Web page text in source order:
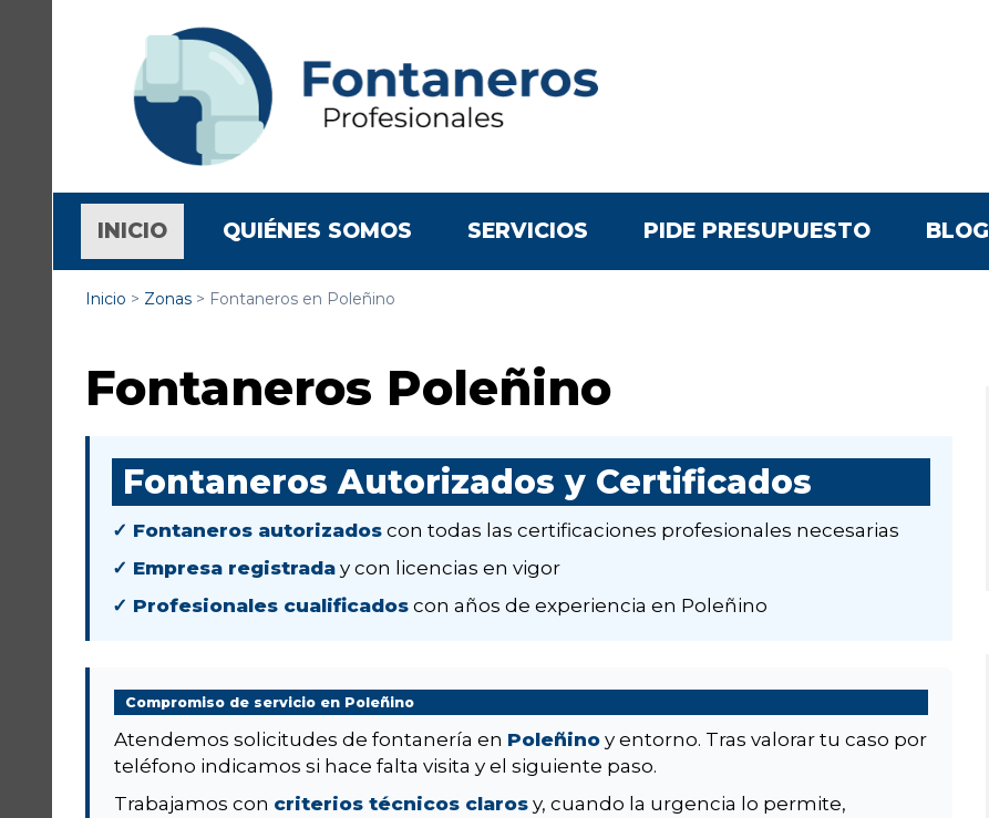
INICIO(CURRENT)
QUIÉNES SOMOS SERVICIOS PIDE PRESUPUESTO BLOG
Inicio > Zonas > Fontaneros en Poleñino
Fontaneros Poleñino
Fontaneros Autorizados y Certificados
✓ Fontaneros autorizados con todas las certificaciones profesionales necesarias
✓ Empresa registrada y con licencias en vigor
✓ Profesionales cualificados con años de experiencia en Poleñino
Compromiso de servicio en Poleñino
Atendemos solicitudes de fontanería en Poleñino y entorno. Tras valorar tu caso por
teléfono indicamos si hace falta visita y el siguiente paso.
Trabajamos con criterios técnicos claros y, cuando la urgencia lo permite,